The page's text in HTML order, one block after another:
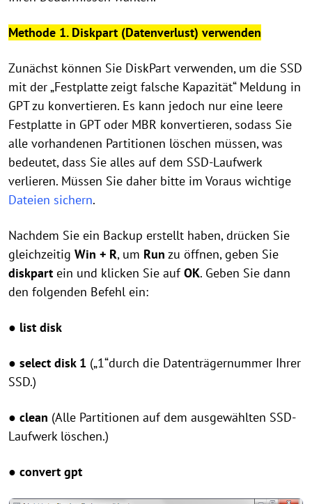
Methode 1. Diskpart (Datenverlust) verwenden
Zunächst können Sie DiskPart verwenden, um die SSD
mit der „Festplatte zeigt falsche Kapazität“ Meldung in
GPT zu konvertieren. Es kann jedoch nur eine leere
Festplatte in GPT oder MBR konvertieren, sodass Sie
alle vorhandenen Partitionen löschen müssen, was
bedeutet, dass Sie alles auf dem SSD-Laufwerk
verlieren. Müssen Sie daher bitte im Voraus wichtige
Dateien sichern.
Nachdem Sie ein Backup erstellt haben, drücken Sie
gleichzeitig Win + R, um Run zu öffnen, geben Sie
diskpart ein und klicken Sie aufOK. Geben Sie dann
den folgenden Befehl ein:
● list disk
● select disk 1 („1“durch die Datenträgernummer Ihrer
SSD.)
● clean (Alle Partitionen auf dem ausgewählten SSD-
Laufwerk löschen.)
● convert gpt